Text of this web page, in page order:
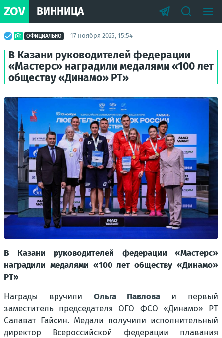
ZOV ВИННИЦА
ОФИЦИАЛЬНО 17 ноября 2025, 15:54
В Казани руководителей федерации
«Мастерс» наградили медалями «100 лет
обществу «Динамо» РТ»
В Казани руководителей федерации «Мастерс»
наградили медалями «100 лет обществу «Динамо»
РТ»
Награды вручили Ольга Павлова и первый
заместитель председателя ОГО ФСО «Динамо» РТ
Салават Гайсин. Медали получили исполнительный
директор Всероссийской федерации плавания